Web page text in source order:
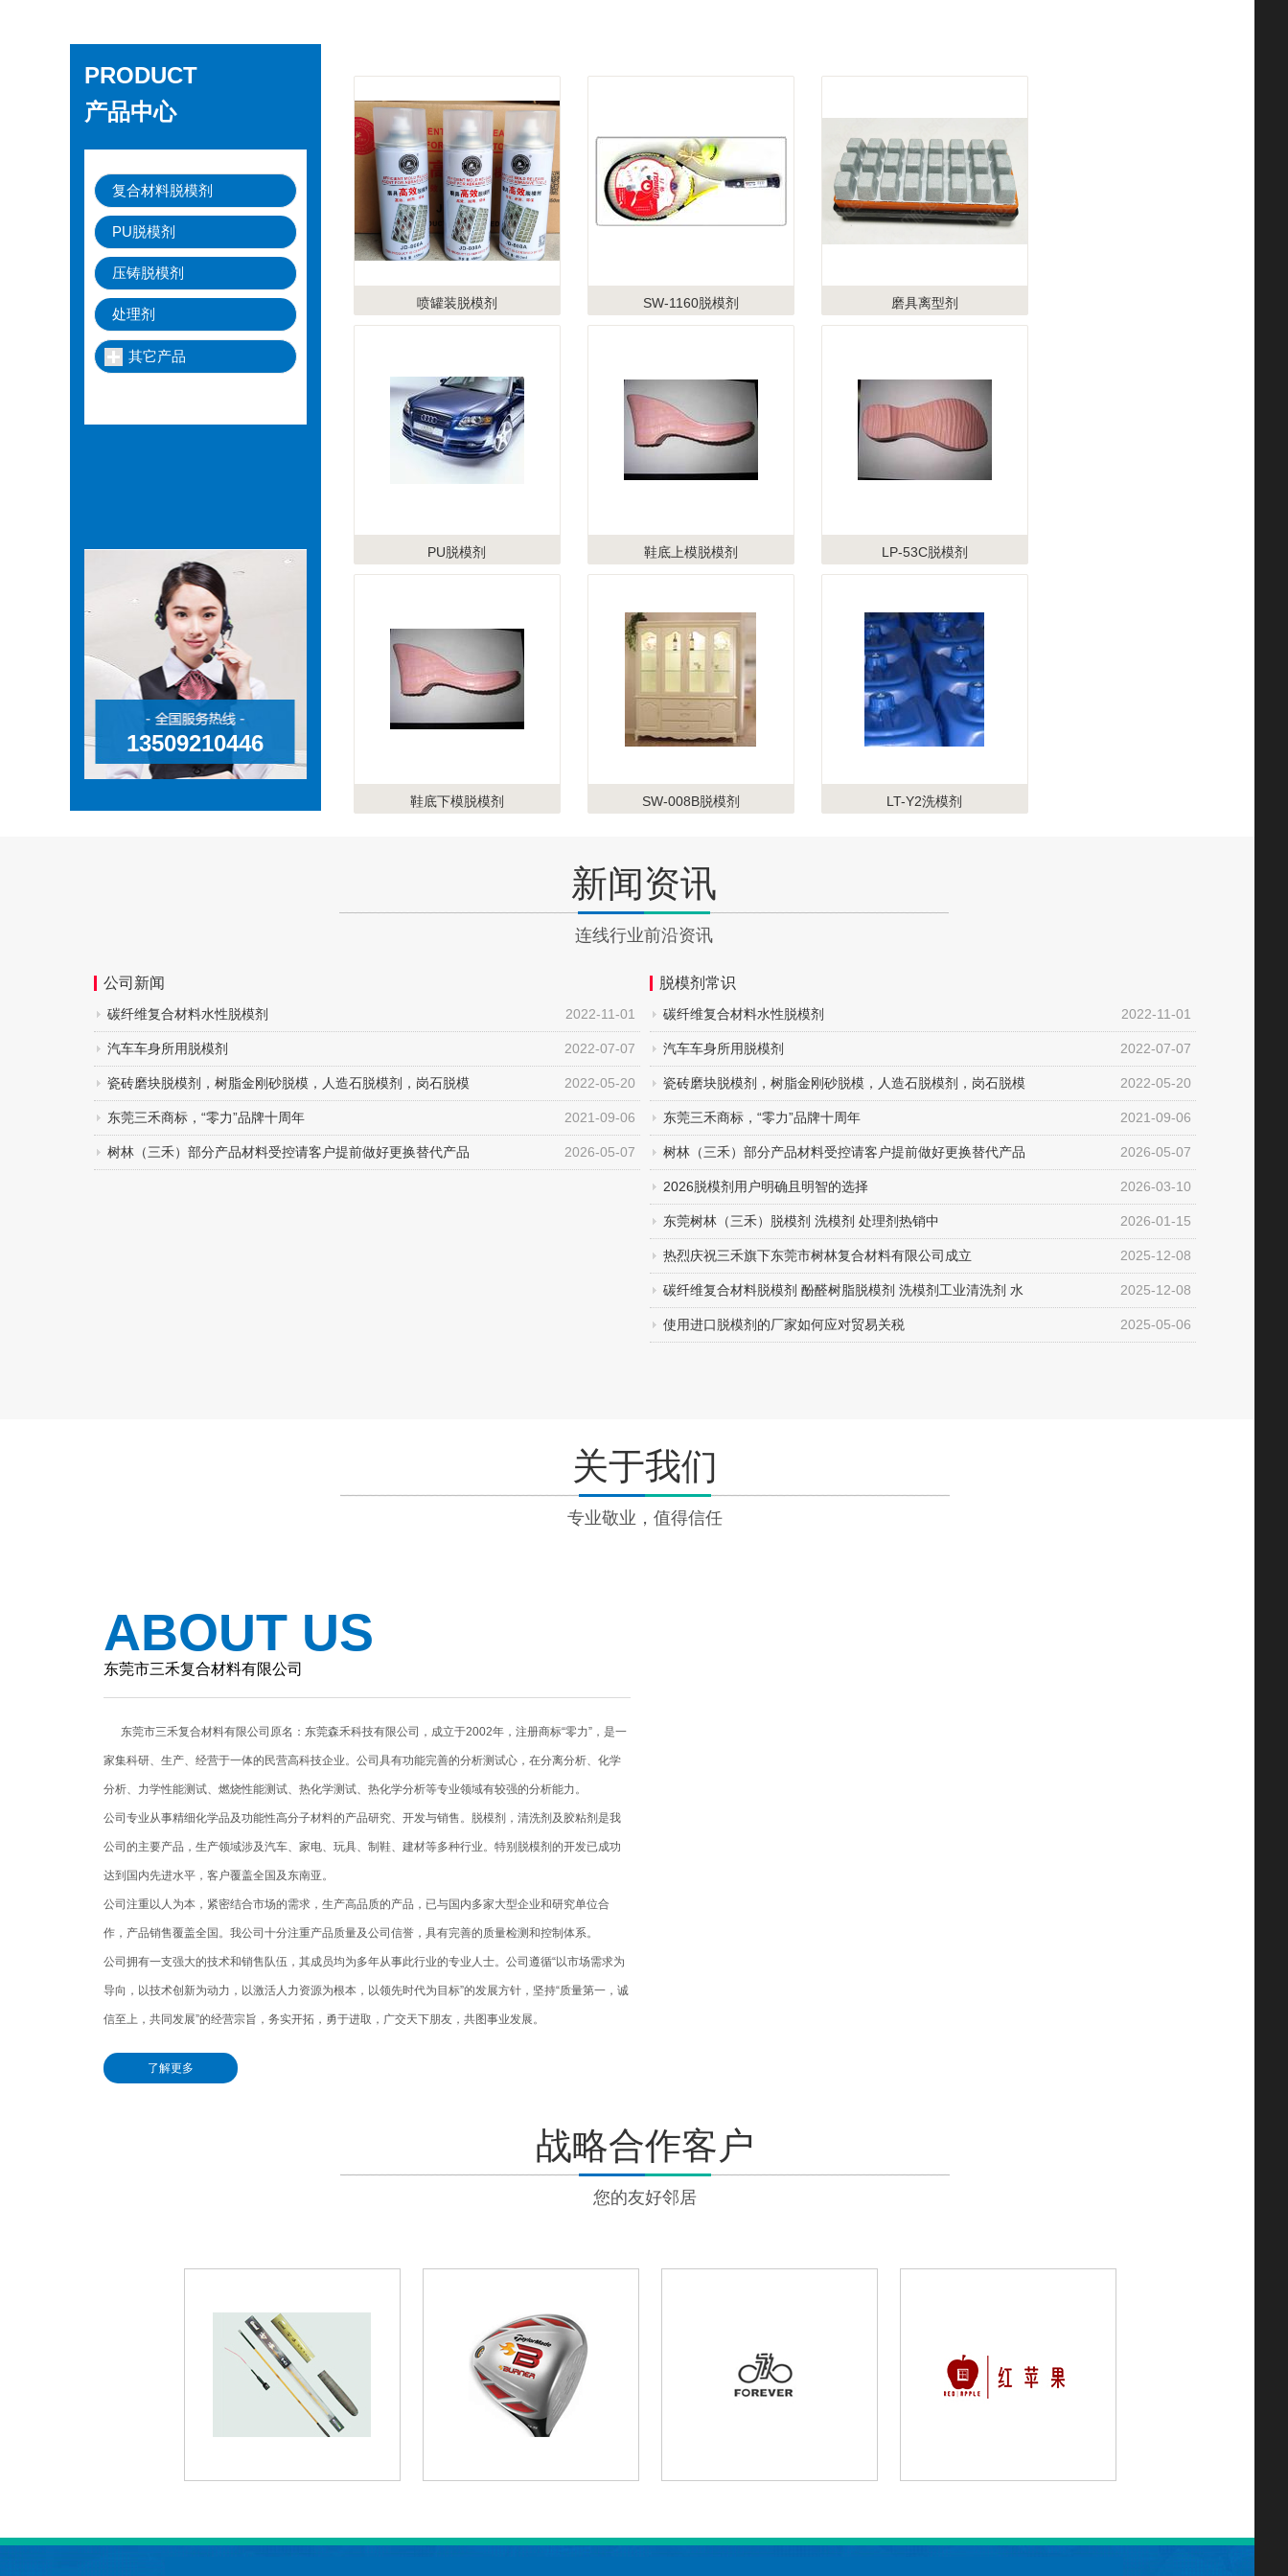
PRODUCT
产品中心
喷罐装脱模剂 SW-1160脱模剂 磨具离型剂
PU脱模剂 鞋底上模脱模剂 LP-53C脱模剂
鞋底下模脱模剂 SW-008B脱模剂 LT-Y2洗模剂
复合材料脱模剂
PU脱模剂
压铸脱模剂
处理剂
其它产品
13509210446
新闻资讯
连线行业前沿资讯
公司新闻
碳纤维复合材料水性脱模剂 2022-11-01
汽车车身所用脱模剂 2022-07-07
瓷砖磨块脱模剂，树脂金刚砂脱模，人造石脱模剂，岗石脱模
剂 (一）
2022-05-20
东莞三禾商标，“零力”品牌十周年 2021-09-06
树林（三禾）部分产品材料受控请客户提前做好更换替代产品 2026-05-07
脱模剂常识
碳纤维复合材料水性脱模剂 2022-11-01
汽车车身所用脱模剂 2022-07-07
瓷砖磨块脱模剂，树脂金刚砂脱模，人造石脱模剂，岗石脱模
剂 (一）
2022-05-20
东莞三禾商标，“零力”品牌十周年 2021-09-06
树林（三禾）部分产品材料受控请客户提前做好更换替代产品 2026-05-07
2026脱模剂用户明确且明智的选择 2026-03-10
东莞树林（三禾）脱模剂 洗模剂 处理剂热销中 2026-01-15
热烈庆祝三禾旗下东莞市树林复合材料有限公司成立 2025-12-08
碳纤维复合材料脱模剂 酚醛树脂脱模剂 洗模剂工业清洗剂 水
性环保脱模剂热卖中
2025-12-08
使用进口脱模剂的厂家如何应对贸易关税 2025-05-06
关于我们
专业敬业，值得信任
ABOUT US
东莞市三禾复合材料有限公司
东莞市三禾复合材料有限公司原名：东莞森禾科技有限公司，成立于2002年，注册商标“零力”，是一
家集科研、生产、经营于一体的民营高科技企业。公司具有功能完善的分析测试心，在分离分析、化学
分析、力学性能测试、燃烧性能测试、热化学测试、热化学分析等专业领域有较强的分析能力。
公司专业从事精细化学品及功能性高分子材料的产品研究、开发与销售。脱模剂，清洗剂及胶粘剂是我
公司的主要产品，生产领域涉及汽车、家电、玩具、制鞋、建材等多种行业。特别脱模剂的开发已成功
达到国内先进水平，客户覆盖全国及东南亚。
公司注重以人为本，紧密结合市场的需求，生产高品质的产品，已与国内多家大型企业和研究单位合
作，产品销售覆盖全国。我公司十分注重产品质量及公司信誉，具有完善的质量检测和控制体系。
公司拥有一支强大的技术和销售队伍，其成员均为多年从事此行业的专业人士。公司遵循“以市场需求为
导向，以技术创新为动力，以激活人力资源为根本，以领先时代为目标”的发展方针，坚持“质量第一，诚
信至上，共同发展”的经营宗旨，务实开拓，勇于进取，广交天下朋友，共图事业发展。
了解更多
战略合作客户
您的友好邻居